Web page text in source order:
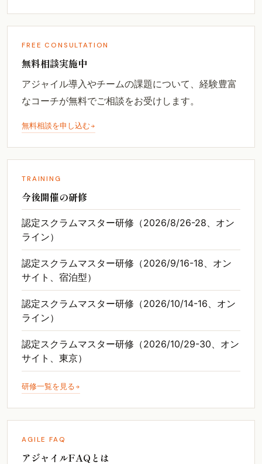
FREE CONSULTATION
無料相談実施中
アジャイル導入やチームの課題について、経験豊富
なコーチが無料でご相談をお受けします。
無料相談を申し込む
TRAINING
今後開催の研修
認定スクラムマスター研修（2026/8/26-28、オン
ライン）
認定スクラムマスター研修（2026/9/16-18、オン
サイト、宿泊型）
認定スクラムマスター研修（2026/10/14-16、オン
ライン）
認定スクラムマスター研修（2026/10/29-30、オン
サイト、東京）
研修一覧を見る
AGILE FAQ
アジャイルFAQとは